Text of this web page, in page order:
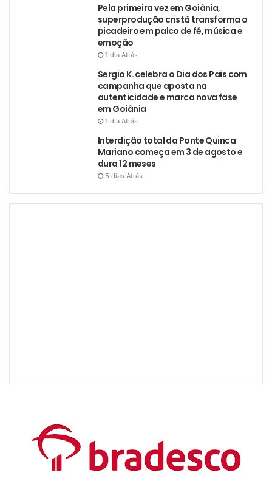
Pela primeira vez em Goiânia,
superprodução cristã transforma o
picadeiro em palco de fé, música e
emoção
1 dia Atrás
Sergio K. celebra o Dia dos Pais com
campanha que aposta na
autenticidade e marca nova fase
em Goiânia
1 dia Atrás
Interdição total da Ponte Quinca
Mariano começa em 3 de agosto e
dura 12 meses
5 dias Atrás